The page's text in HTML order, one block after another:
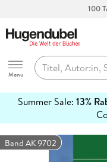
100
Hugendubel
Menu
Summer Sale: 13%
erfahren
Band AK 9702